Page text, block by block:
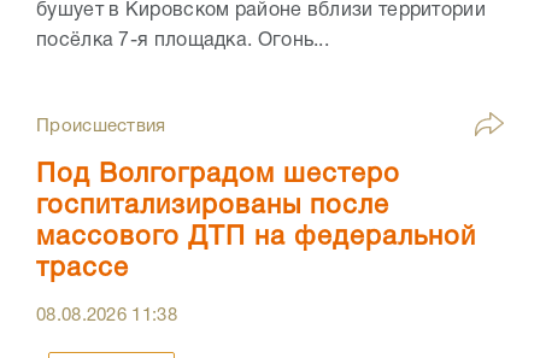
бушует в Кировском районе вблизи территории
посёлка 7-я площадка. Огонь...
Происшествия
Под Волгоградом шестеро
госпитализированы после
массового ДТП на федеральной
трассе
08.08.2026 11:38